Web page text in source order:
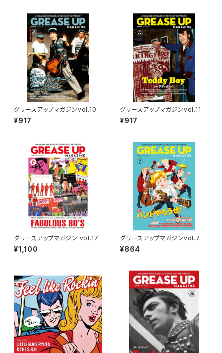
グリースアップマガジンvol.10
¥917
グリースアップマガジンvol.11
¥917
グリースアップマガジン vol.17
¥1,100
グリースアップマガジンvol.7
¥864